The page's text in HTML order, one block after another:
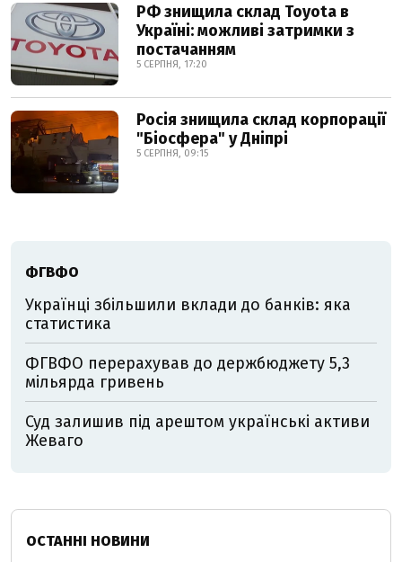
РФ знищила склад Toyota в
Україні: можливі затримки з
постачанням
5 СЕРПНЯ, 17:20
Росія знищила склад корпорації
"Біосфера" у Дніпрі
5 СЕРПНЯ, 09:15
ФГВФО
Українці збільшили вклади до банків: яка
статистика
ФГВФО перерахував до держбюджету 5,3
мільярда гривень
Суд залишив під арештом українські активи
Жеваго
ОСТАННІ НОВИНИ